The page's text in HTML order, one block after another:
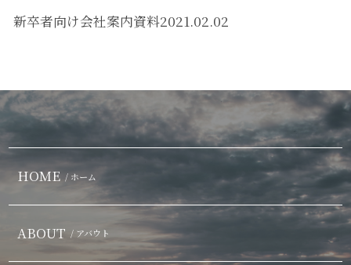
新卒者向け会社案内資料2021.02.02
HOME / ホーム
ABOUT / アバウト